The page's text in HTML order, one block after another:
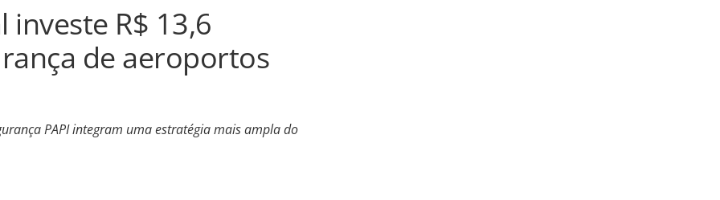
investe R$ 13,6
de aeroportos
PAPI integram uma estratégia mais ampla do